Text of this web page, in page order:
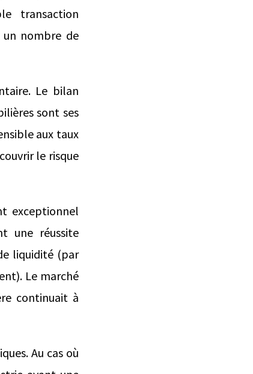
transaction
un nombre de
Le bilan
sont ses
aux taux
le risque
exceptionnel
une réussite
liquidité (par
Le marché
continuait à
Au cas où